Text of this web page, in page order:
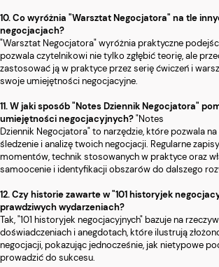
10. Co wyróżnia "Warsztat Negocjatora" na tle
negocjacjach?
"Warsztat Negocjatora" wyróżnia praktyczne
pozwala czytelnikowi nie tylko zgłębić teorię, ale
zastosować ją w praktyce przez serię ćwiczeń i
swoje umiejętności negocjacyjne.
11. W jaki sposób "Notes Dziennik Negocjatora"
umiejętności negocjacyjnych?"Notes
Dziennik Negocjatora" to narzędzie, które pozwala
śledzenie i analizę twoich negocjacji. Regularne
momentów, technik stosowanych w praktyce oraz
samoocenie i identyfikacji obszarów do dalszego
12. Czy historie zawarte w "101 historyjek
prawdziwych wydarzeniach?
Tak, "101 historyjek negocjacyjnych" bazuje na
doświadczeniach i anegdotach, które ilustrują
negocjacji, pokazując jednocześnie, jak nietypowe
prowadzić do sukcesu.